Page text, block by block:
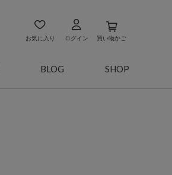
お気に入り ログイン 買い物かご
BLOG SHOP